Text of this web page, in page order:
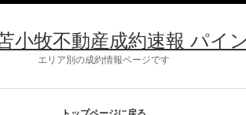
小牧不動産成約速報 パイ
エリア別の成約情報ページです